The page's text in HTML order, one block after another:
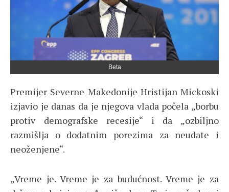
Beta
Premijer Severne Makedonije Hristijan Mickoski
izjavio je danas da je njegova vlada počela „borbu
protiv demografske recesije“ i da „ozbiljno
razmišlja o dodatnim porezima za neudate i
neoženjene“.
„Vreme je. Vreme je za budućnost. Vreme je za